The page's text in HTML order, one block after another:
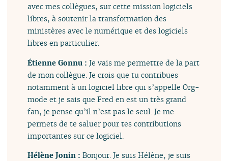
avec mes collègues, sur cette mission logiciels
libres, à soutenir la transformation des
ministères avec le numérique et des logiciels
libres en particulier.
Étienne Gonnu :Je vais me permettre de la part
de mon collègue. Je crois que tu contribues
notamment à un logiciel libre qui s’appelle Org-
mode et je sais que Fred en est un très grand
fan, je pense qu’il n’est pas le seul. Je me
permets de te saluer pour tes contributions
importantes sur ce logiciel.
Hélène Jonin :Bonjour. Je suis Hélène, je suis